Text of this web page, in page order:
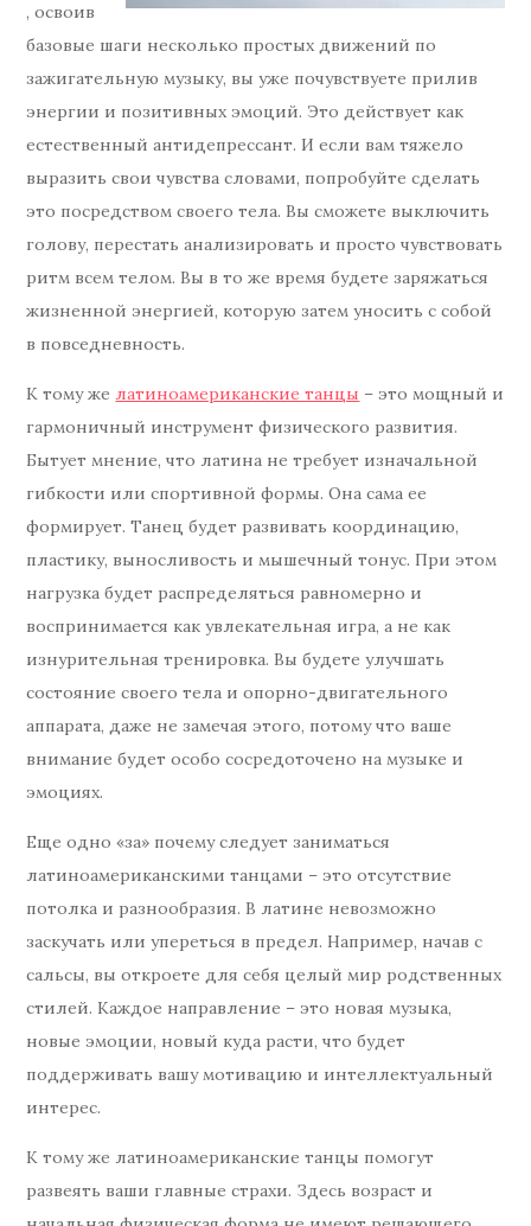
, освоив
базовые шаги несколько простых движений по
зажигательную музыку, вы уже почувствуете прилив
энергии и позитивных эмоций. Это действует как
естественный антидепрессант. И если вам тяжело
выразить свои чувства словами, попробуйте сделать
это посредством своего тела. Вы сможете выключить
голову, перестать анализировать и просто чувствовать
ритм всем телом. Вы в то же время будете заряжаться
жизненной энергией, которую затем уносить с собой
в повседневность.
К тому желатиноамериканские танцы – это мощный и
гармоничный инструмент физического развития.
Бытует мнение, что латина не требует изначальной
гибкости или спортивной формы. Она сама ее
формирует. Танец будет развивать координацию,
пластику, выносливость и мышечный тонус. При этом
нагрузка будет распределяться равномерно и
воспринимается как увлекательная игра, а не как
изнурительная тренировка. Вы будете улучшать
состояние своего тела и опорно-двигательного
аппарата, даже не замечая этого, потому что ваше
внимание будет особо сосредоточено на музыке и
эмоциях.
Еще одно «за» почему следует заниматься
латиноамериканскими танцами – это отсутствие
потолка и разнообразия. В латине невозможно
заскучать или упереться в предел. Например, начав с
сальсы, вы откроете для себя целый мир родственных
стилей. Каждое направление – это новая музыка,
новые эмоции, новый куда расти, что будет
поддерживать вашу мотивацию и интеллектуальный
интерес.
К тому же латиноамериканские танцы помогут
развеять ваши главные страхи. Здесь возраст и